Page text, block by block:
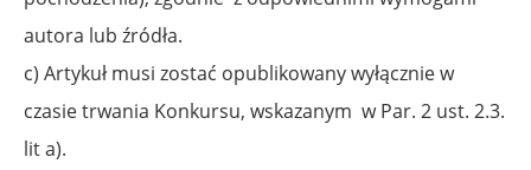
autora lub źródła.
c) Artykuł musi zostać opublikowany wyłącznie w
czasie trwania Konkursu, wskazanym w Par. 2 ust. 2.3.
lit a).